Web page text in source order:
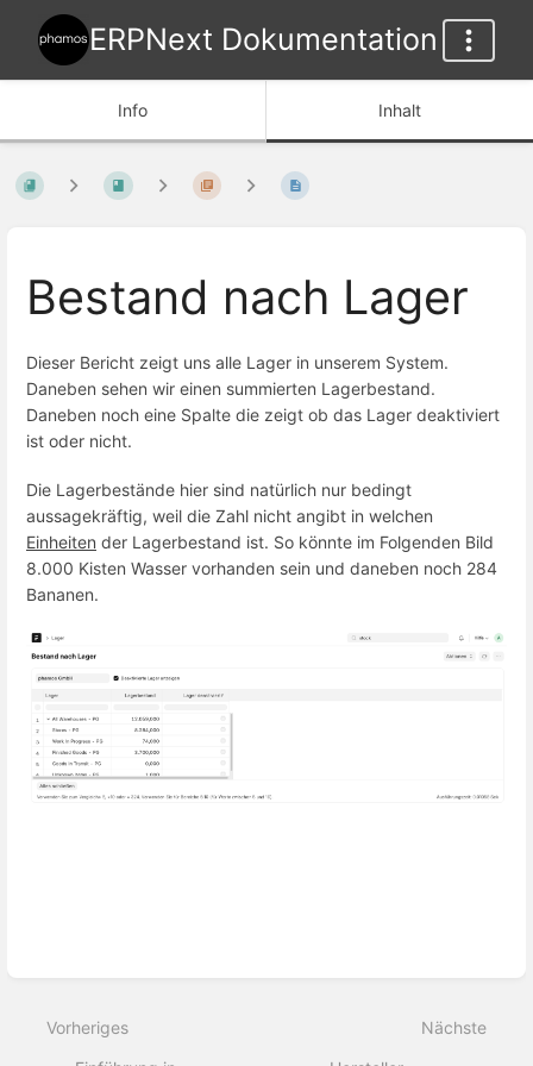
ERPNext Dokumentation
Info Inhalt
Bestand nach Lager
Dieser Bericht zeigt uns alle Lager in unserem System.
Daneben sehen wir einen summierten Lagerbestand.
Daneben noch eine Spalte die zeigt ob das Lager deaktiviert
ist oder nicht.
Die Lagerbestände hier sind natürlich nur bedingt
aussagekräftig, weil die Zahl nicht angibt in welchen
Einheiten der Lagerbestand ist. So könnte im Folgenden Bild
8.000 Kisten Wasser vorhanden sein und daneben noch 284
Bananen.
Vorheriges
Nächste